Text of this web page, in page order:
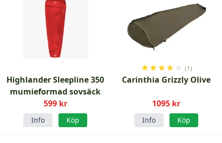
Highlander Sleepline 350
mumieformad sovsäck
599 kr
Info Köp
★★★★ ★ (1)
Carinthia Grizzly Olive
1095 kr
Info Köp